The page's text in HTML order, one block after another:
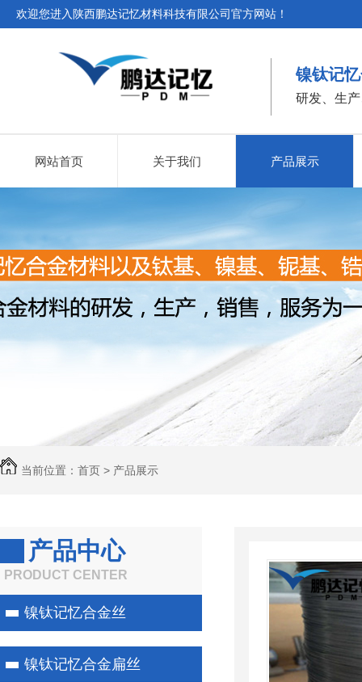
欢迎您进入陕西鹏达记忆材料科技有限公司官方网站！
镍钛记
研发、生
网站首页 关于我们 产品展示
当前位置： 首页 > 产品展示
产品中心
PRODUCT CENTER
镍钛记忆合金丝
镍钛记忆合金扁丝